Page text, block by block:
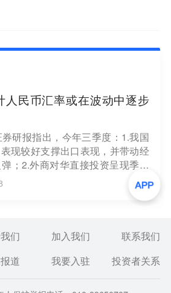
人民币汇率或在波动中逐步
研报指出，今年三季度：1.我国
现较好支撑出口表现，并带动经
；2.外商对华直接投资呈现季度
对外直接投资较二季度提速；3.
的波动或加剧，外资持债呈现较大
降息预期的节奏变化仍是短期美元
户对人民币汇率的支撑走弱。但
民币汇率或在波动中逐步向中间
们 加入我们
联系我们
道 我要入驻 投资者关系